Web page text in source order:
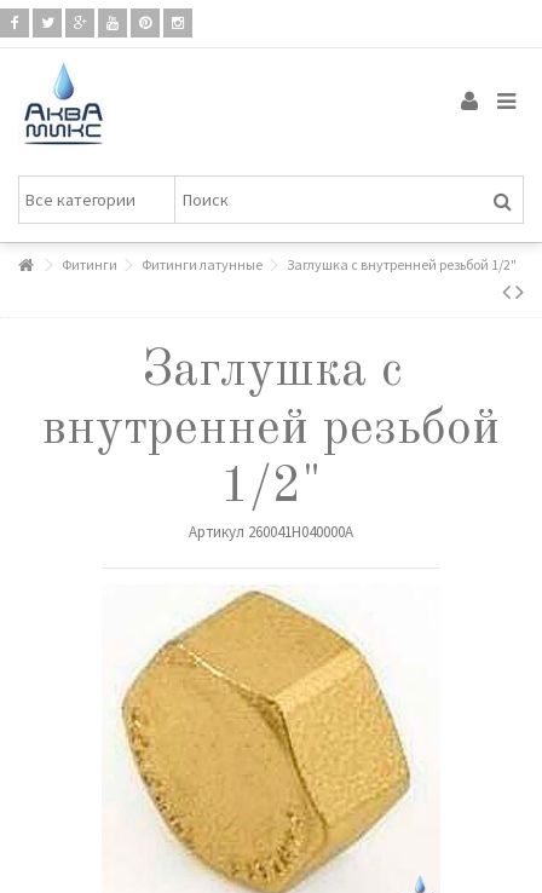
Фитинги Фитинги латунные Заглушка с внутренней резьбой 1/2"
Заглушка с
внутренней резьбой
1/2"
Артикул 260041H040000A